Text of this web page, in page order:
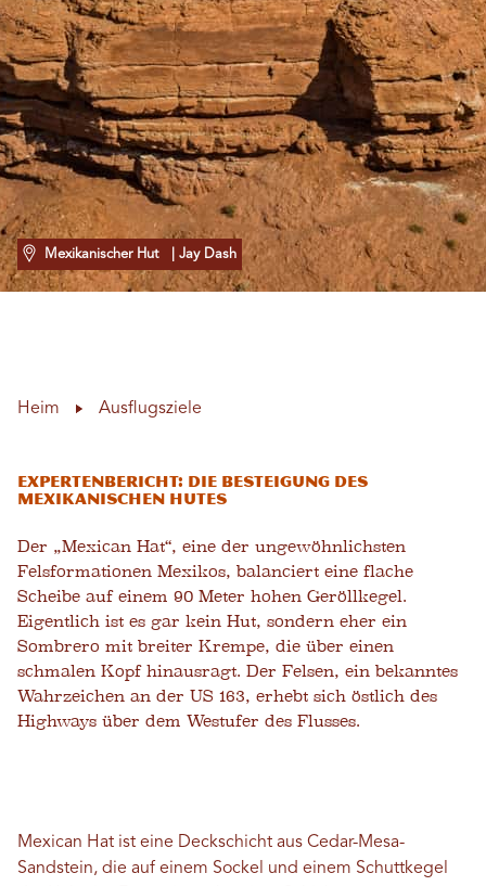
Mexikanischer Hut | Jay Dash
Heim Ausflugsziele
Expertenbericht: Die Besteigung des
mexikanischen Hutes
Der „Mexican Hat“, eine der ungewöhnlichsten
Felsformationen Mexikos, balanciert eine flache
Scheibe auf einem 90 Meter hohen Geröllkegel.
Eigentlich ist es gar kein Hut, sondern eher ein
Sombrero mit breiter Krempe, die über einen
schmalen Kopf hinausragt. Der Felsen, ein bekanntes
Wahrzeichen an der US 163, erhebt sich östlich des
Highways über dem Westufer des Flusses.
Mexican Hat ist eine Deckschicht aus Cedar-Mesa-
Sandstein, die auf einem Sockel und einem Schuttkegel